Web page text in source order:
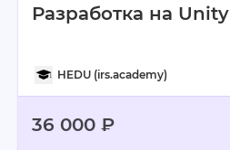
Разработка на Unity
HEDU (irs.academy)
36 000 ₽